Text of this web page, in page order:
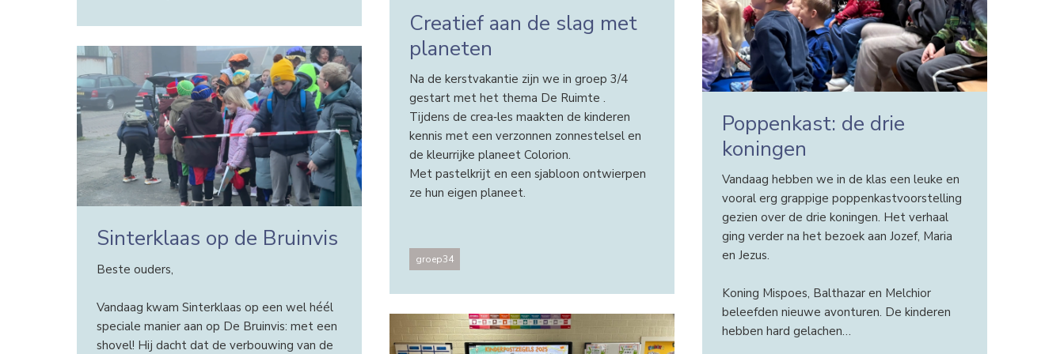
Creatief aan de slag met
planeten
Na de kerstvakantie zijn we in groep 3/4
gestart met het thema De Ruimte .
Tijdens de crea‑les maakten de kinderen
kennis met een verzonnen zonnestelsel en
de kleurrijke planeet Colorion.
Met pastelkrijt en een sjabloon ontwierpen
ze hun eigen planeet.
groep34
Poppenkast: de drie
koningen
Vandaag hebben we in de klas een leuke en
vooral erg grappige poppenkastvoorstelling
gezien over de drie koningen. Het verhaal
ging verder na het bezoek aan Jozef, Maria
en Jezus.
Koning Mispoes, Balthazar en Melchior
beleefden nieuwe avonturen. De kinderen
hebben hard gelachen…
Sinterklaas op de Bruinvis
Beste ouders,
Vandaag kwam Sinterklaas op een wel héél
speciale manier aan op De Bruinvis: met een
shovel! Hij dacht dat de verbouwing van de